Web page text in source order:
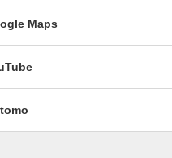
Life, Work, This and
Maps